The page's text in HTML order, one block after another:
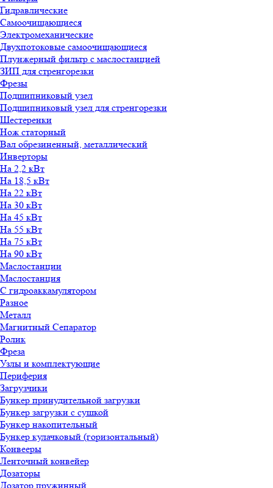
Гидравлические
Самоочищающиеся
Электромеханические
Двухпотоковые самоочищающиеся
Плунжерный фильтр с маслостанцией
ЗИП для стренгорезки
Фрезы
Подшипниковый узел
Подшипниковый узел для стренгорезки
Шестеренки
Нож статорный
Вал обрезиненный, металлический
Инверторы
На 2,2 кВт
На 18,5 кВт
На 22 кВт
На 30 кВт
На 45 кВт
На 55 кВт
На 75 кВт
На 90 кВт
Маслостанции
Маслостанция
С гидроаккамулятором
Разное
Металл
Магнитный Сепаратор
Ролик
Фреза
Узлы и комплектующие
Периферия
Загрузчики
Бункер принудительной загрузки
Бункер загрузки с сушкой
Бункер накопительный
Бункер кулачковый (горизонтальный)
Конвееры
Ленточный конвейер
Дозаторы
Дозатор пружинный